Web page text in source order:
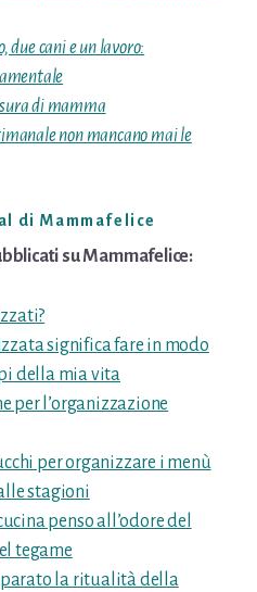
due cani e un lavoro:
di mamma
non mancano mai le
di Mammafelice
su Mammafelice:
significa fare in modo
della mia vita
per l’organizzazione
per organizzare i menù
stagioni
penso all’odore del
tegame
la ritualità della